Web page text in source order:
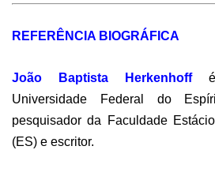
REFERÊNCIA BIOGRÁFICA
João Baptista Herkenhoffé
Universidade Federal do
pesquisador da Faculdade
(ES) e escritor.